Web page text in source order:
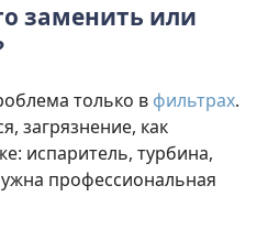
заменить или
только в фильтрах.
загрязнение, как
испаритель, турбина,
профессиональная